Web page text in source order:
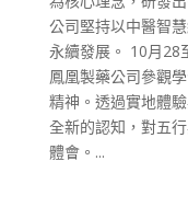
公司堅持以中醫智
永續發展。 10月28
鳳凰製藥公司參觀
精神。透過實地體
全新的認知，對五
體會。...